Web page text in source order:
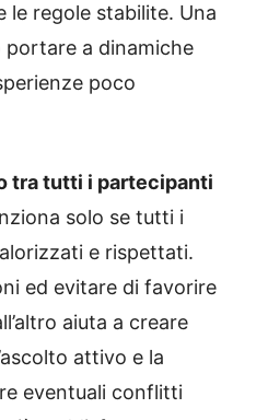
le regole stabilite. Una
a dinamiche
poco
tra tutti i partecipanti
solo se tutti i
e rispettati.
ed evitare di favorire
aiuta a creare
attivo e la
eventuali conflitti